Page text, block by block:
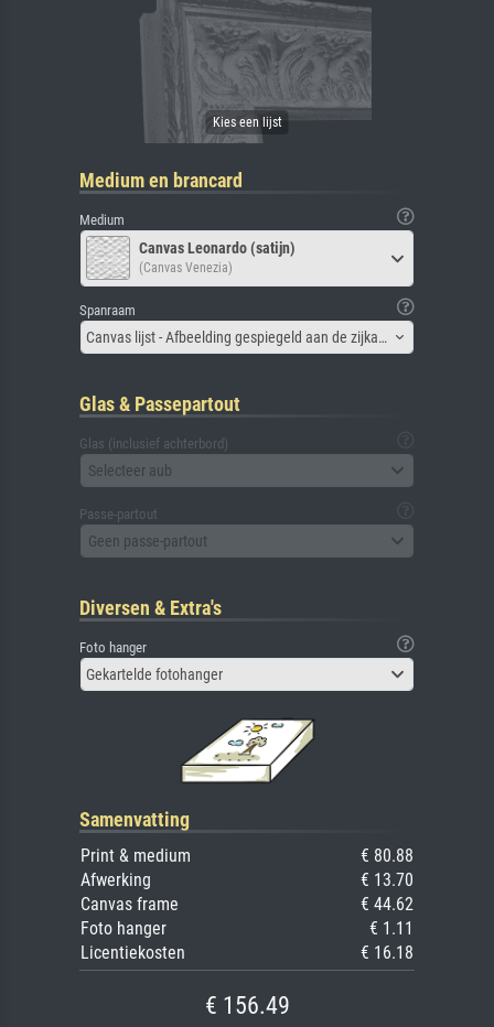
Medium en brancard
Medium
Canvas Leonardo (satijn)
(Canvas Venezia)
Spanraam
Canvas lijst - Afbeelding gespiegeld aan de zijkant
Glas & Passepartout
Glas (inclusief achterbord)
Selecteer aub
Passe-partout
Geen passe-partout
Diversen & Extra's
Foto hanger
Gekartelde fotohanger
Samenvatting
Print & medium
€ 80.88
Afwerking
€ 13.70
Canvas frame
€ 44.62
Foto hanger
€ 1.11
Licentiekosten
€ 16.18
€ 156.49